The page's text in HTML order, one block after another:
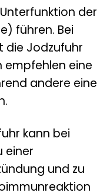
der
führen. Bei
die Jodzufuhr
empfehlen eine
andere eine
kann bei
einer
und zu